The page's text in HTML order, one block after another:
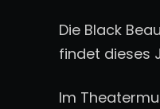
Die Black
findet dieses
Im